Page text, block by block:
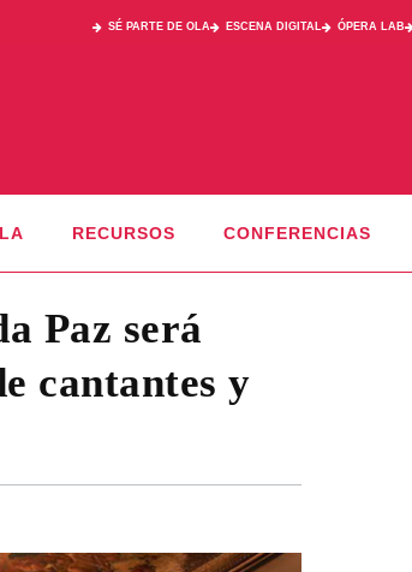
SÉ PARTE DE OLA ESCENA DIGITAL ÓPERA LAB
RECURSOS CONFERENCIAS
Paz será
cantantes y